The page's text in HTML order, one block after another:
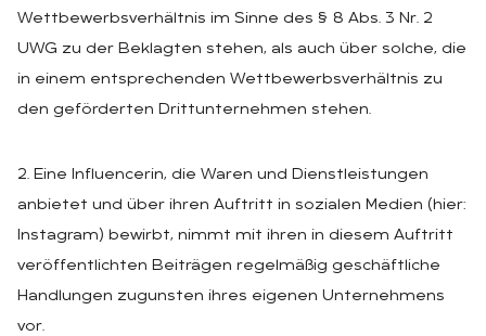
Wettbewerbsverhältnis im Sinne des § 8 Abs. 3 Nr. 2
UWG zu der Beklagten stehen, als auch über solche, die
in einem entsprechenden Wettbewerbsverhältnis zu
den geförderten Drittunternehmen stehen.
2. Eine Influencerin, die Waren und Dienstleistungen
anbietet und über ihren Auftritt in sozialen Medien (hier:
Instagram) bewirbt, nimmt mit ihren in diesem Auftritt
veröffentlichten Beiträgen regelmäßig geschäftliche
Handlungen zugunsten ihres eigenen Unternehmens
vor.